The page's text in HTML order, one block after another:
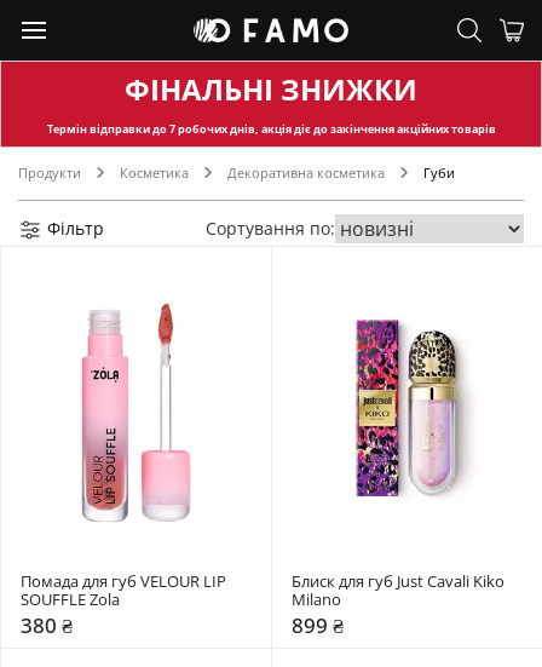
ФІНАЛЬНІ ЗНИЖКИ
Термін відправкидо 7 робочих днів, акція діє до закінчення акційних товарів
Продукти Косметика Декоративна косметика Губи
Фільтр Сортування по:
Помада для губ VELOUR LIP
SOUFFLE Zola
380 ₴
Блиск для губ Just Cavali Kiko
Milano
899 ₴